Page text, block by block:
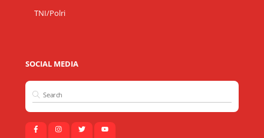
TNI/Polri
SOCIAL MEDIA